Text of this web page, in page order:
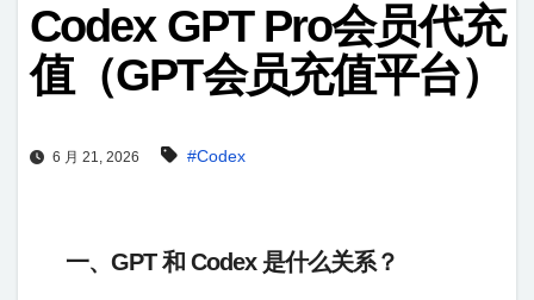
Codex GPT Pro会员代充
值（GPT会员充值平台）
6 月 21, 2026 #Codex
一、GPT 和 Codex 是什么关系？